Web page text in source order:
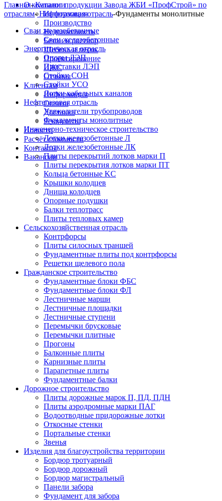
О компании
Информация
Производство
Недвижимость
Бетон и раствор
Щебень и песок
Проектирование
ИЖС
Отзывы
Клиентам
Информация
Оплата
Доставка
Реквизиты
Новости
Расчёт стоимости
Контакты
Вакансии
Главная- Каталог продукции Завода ЖБИ «ПрофСтрой» по
отраслям- Нефтегазовая отрасль-Фундаменты монолитные
Сваи железобетонные
Сваи железобетонные
Энергетическая отрасль
Опоры ЛЭП
Приставки ЛЭП
Стойки СОН
Стойки УСО
Лотки кабельных каналов
Нефтегазовая отрасль
Утяжелители трубопроводов
Фундаменты монолитные
Инженерно-техническое строительство
Лотки железобетонные Л
Лотки железобетонные ЛК
Плиты перекрытий лотков марки П
Плиты перекрытия лотков марки ПТ
Кольца бетонные KC
Крышки колодцев
Днища колодцев
Опорные подушки
Балки теплотрасс
Плиты тепловых камер
Сельскохозяйственная отрасль
Контрфорсы
Плиты силосных траншей
Фундаментные плиты под контрфорсы
Решетки щелевого пола
Гражданское строительство
Фундаментные блоки ФБС
Фундаментные блоки ФЛ
Лестничные марши
Лестничные площадки
Лестничные ступени
Перемычки брусковые
Перемычки плитные
Прогоны
Балконные плиты
Карнизные плиты
Парапетные плиты
Фундаментные балки
Дорожное строительство
Плиты дорожные марок П, ПД, ПДН
Плиты аэродромные марки ПАГ
Водоотводные придорожные лотки
Откосные стенки
Портальные стенки
Звенья
Изделия для благоустройства территории
Бордюр тротуарный
Бордюр дорожный
Бордюр магистральный
Панели забора
Фундамент для забора